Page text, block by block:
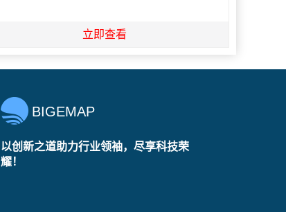
立即查看
BIGEMAP
以创新之道助力行业领袖，尽享科技荣
耀！